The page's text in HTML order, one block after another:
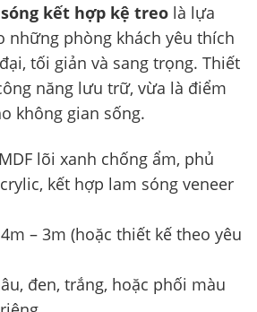
kết hợp kệ treo là lựa
những phòng khách yêu thích
tối giản và sang trọng. Thiết
năng lưu trữ, vừa là điểm
không gian sống.
lõi xanh chống ẩm, phủ
kết hợp lam sóng veneer
– 3m (hoặc thiết kế theo yêu
đen, trắng, hoặc phối màu